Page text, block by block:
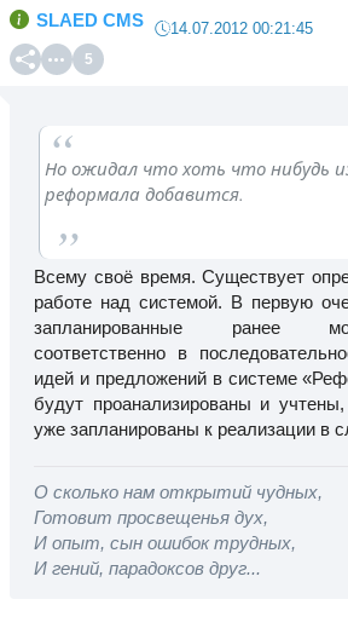
SLAED CMS 14.07.2012 00:21:45
5
Но ожидал что хоть что нибудь
реформала добавится.
Всему своё время. Существует
работе над системой. В первую
запланированные ранее
соответственно в
идей и предложений в системе
будут проанализированы и
уже запланированы к реализации в
О сколько нам открытий чудных,
Готовит просвещенья дух,
И опыт, сын ошибок трудных,
И гений, парадоксов друг...